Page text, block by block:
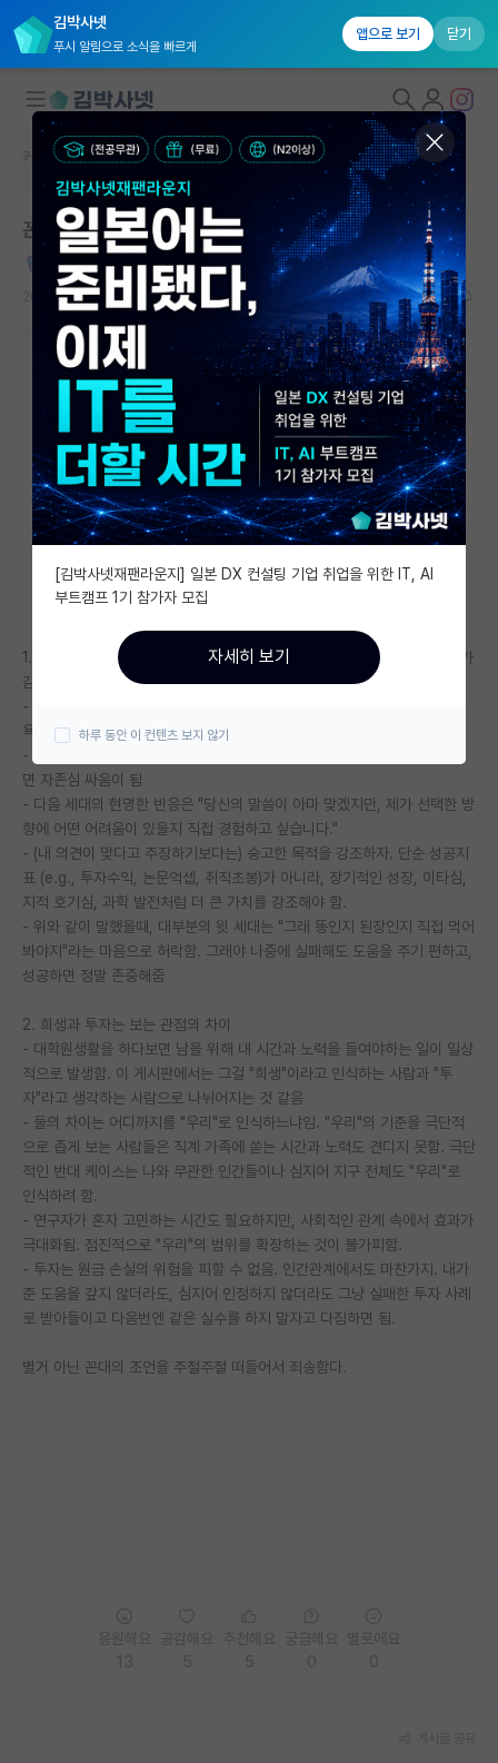
김박사넷
푸시 알림으로 소식을 빠르게
앱으로 보기 닫기
대학원생 모집
국내대학원 정보
연구실&오픈랩
커뮤니티
커뮤니티 홈
전체글보기
베스트 게시판
IF 명예의전당
자유 게시판(아무개랩)
미국 유학 게시판
미국 대학원 합격 후기 게시판
대학원생 모집 게시판
연구실(PI) 홍보 게시판
석박사 채용 정보 게시판
임용 정보 게시판
학부 인턴 게시판
취업 게시판
임용 후기 게시판
PI 전용 게시판
인문사회 계열 게시판
특수/전문대학원 게시판
반도체/AI 게시판
장학금/장학생 게시판
학술 정보 게시판
홍보 게시판
커뮤니티 홈 자유 게시판(아무개랩)
꼰대의 잡다한 조언들
정직한 어니스트 러더퍼드
2026.05.16 3109
1. 부모/스승/선배의 조언을 따르지 않을 때에는 "내가 맞다"가 아니라 "내가
감당한다"의 마음가짐
- 윗 세대는 순수하게 도움을 주고 싶어서 (혹은 일그러진 자존감이나 지배
욕구를 채우기 위해) 조언함
- 세대가 다르면 경험이 다르기 때문에, 누구의 의견이 맞는지를 겨루다 보
면 자존심 싸움이 됨
- 다음 세대의 현명한 반응은 "당신의 말씀이 아마 맞겠지만, 제가 선택한 방
향에 어떤 어려움이 있을지 직접 경험하고 싶습니다."
- (내 의견이 맞다고 주장하기보다는) 숭고한 목적을 강조하자. 단순 성공지
표 (e.g., 투자수익, 논문억셉, 취직초봉)가 아니라, 장기적인 성장, 이타심,
지적 호기심, 과학 발전처럼 더 큰 가치를 강조해야 함.
- 위와 같이 말했을때, 대부분의 윗 세대는 "그래 똥인지 된장인지 직접 먹어
봐야지"라는 마음으로 허락함. 그래야 나중에 실패해도 도움을 주기 편하고,
성공하면 정말 존중해줌
2. 희생과 투자는 보는 관점의 차이
- 대학원생활을 하다보면 남을 위해 내 시간과 노력을 들여야하는 일이 일상
적으로 발생함. 이 게시판에서는 그걸 "희생"이라고 인식하는 사람과 "투
자"라고 생각하는 사람으로 나뉘어지는 것 같음
- 둘의 차이는 어디까지를 "우리"로 인식하느냐임. "우리"의 기준을 극단적
으로 좁게 보는 사람들은 직계 가족에 쏟는 시간과 노력도 견디지 못함. 극단
적인 반대 케이스는 나와 무관한 인간들이나 심지어 지구 전체도 "우리"로
인식하려 함.
- 연구자가 혼자 고민하는 시간도 필요하지만, 사회적인 관계 속에서 효과가
극대화됨. 점진적으로 "우리"의 범위를 확장하는 것이 불가피함.
- 투자는 원금 손실의 위험을 피할 수 없음. 인간관계에서도 마찬가지. 내가
준 도움을 갚지 않더라도, 심지어 인정하지 않더라도 그냥 실패한 투자 사례
로 받아들이고 다음번엔 같은 실수를 하지 말자고 다짐하면 됨.
별거 아닌 꼰대의 조언을 주절주절 떠들어서 죄송함다.
[김박사넷재팬라운지] 일본 DX 컨설팅 기업 취업을 위한 IT, AI
부트캠프 1기 참가자 모집
자세히 보기
하루 동안 이 컨텐츠 보지 않기